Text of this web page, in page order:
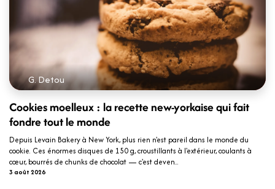
G. Detou
Cookies moelleux : la recette new-yorkaise qui fait
fondre tout le monde
Depuis Levain Bakery à New York, plus rien n'est pareil dans le monde du
cookie. Ces énormes disques de 150 g, croustillants à l'extérieur, coulants à
cœur, bourrés de chunks de chocolat — c'est deven...
3 août 2026